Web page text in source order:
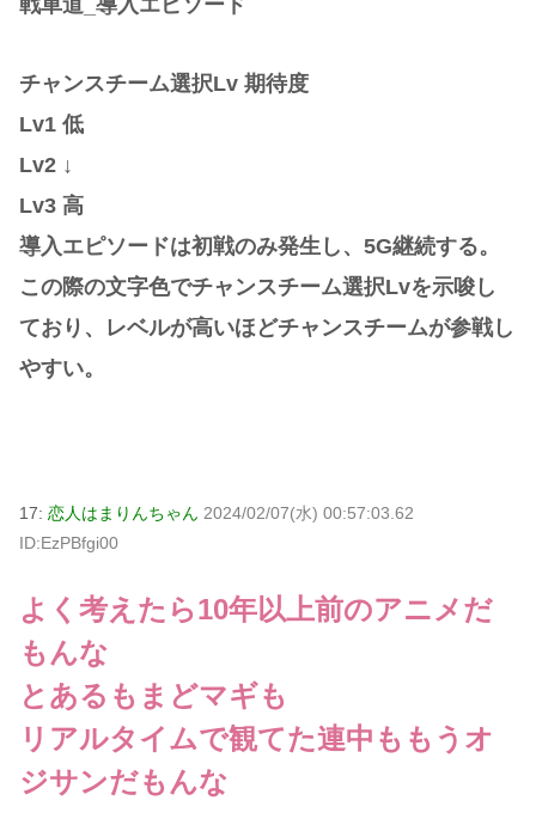
戦車道_導入エピソード
チャンスチーム選択Lv 期待度
Lv1 低
Lv2 ↓
Lv3 高
導入エピソードは初戦のみ発生し、5G継続する。
この際の文字色でチャンスチーム選択Lvを示唆し
ており、レベルが高いほどチャンスチームが参戦し
やすい。
17: 恋人はまりんちゃん 2024/02/07(水) 00:57:03.62
ID:EzPBfgi00
よく考えたら10年以上前のアニメだ
もんな
とあるもまどマギも
リアルタイムで観てた連中ももうオ
ジサンだもんな